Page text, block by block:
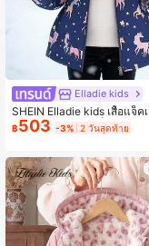
Elladie kids
SHEIN Elladie kids เสื้อแจ็ค
าฟลีซหนาสำหรับเด็กผู้หญิง พ
อขนสัตว์เทียม ทรงเข้ารูป ติด
ปี
฿503 -3% 2 วันสุดท้าย